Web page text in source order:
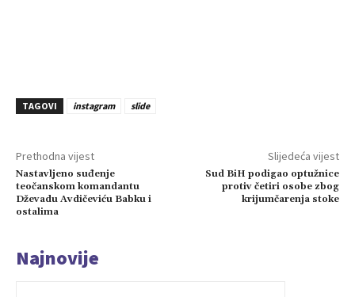
TAGOVI instagram slide
Prethodna vijest
Nastavljeno suđenje
teočanskom komandantu
Dževadu Avdičeviću Babku i
ostalima
Slijedeća vijest
Sud BiH podigao optužnice
protiv četiri osobe zbog
krijumčarenja stoke
Najnovije